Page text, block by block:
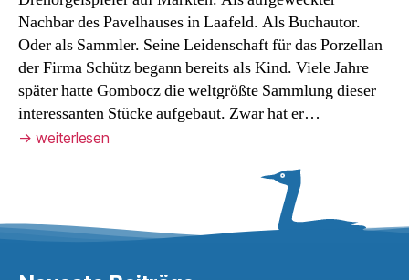
Nachbar des Pavelhauses in Laafeld. Als Buchautor.
Oder als Sammler. Seine Leidenschaft für das Porzellan
der Firma Schütz begann bereits als Kind. Viele Jahre
später hatte Gombocz die weltgrößte Sammlung dieser
interessanten Stücke aufgebaut. Zwar hat er…
→ weiterlesen